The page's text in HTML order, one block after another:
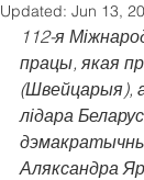
Updated: Jun 13,
112-я
працы, якая
(Швейцарыя),
лідара
Аляксандра